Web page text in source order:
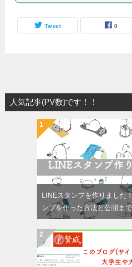
Tweet 0
人気記事(PV数)です！！
LINEスタンプを作りました
ンプを作った方法と公開ま